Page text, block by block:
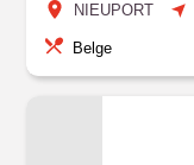
NIEUPORT
Belge